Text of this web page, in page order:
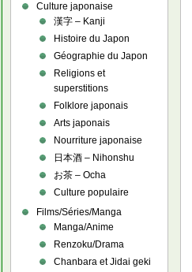
Culture japonaise
漢字 – Kanji
Histoire du Japon
Géographie du Japon
Religions et
superstitions
Folklore japonais
Arts japonais
Nourriture japonaise
日本酒 – Nihonshu
お茶 – Ocha
Culture populaire
Films/Séries/Manga
Manga/Anime
Renzoku/Drama
Chanbara et Jidai geki